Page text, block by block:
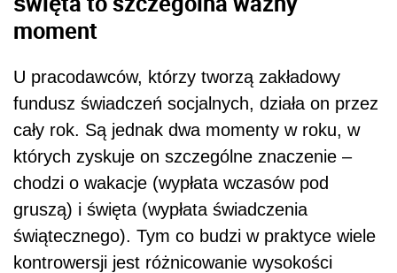
moment
U pracodawców, którzy tworzą zakładowy
fundusz świadczeń socjalnych, działa on przez
cały rok. Są jednak dwa momenty w roku, w
których zyskuje on szczególne znaczenie –
chodzi o wakacje (wypłata wczasów pod
gruszą) i święta (wypłata świadczenia
świątecznego). Tym co budzi w praktyce wiele
kontrowersji jest różnicowanie wysokości